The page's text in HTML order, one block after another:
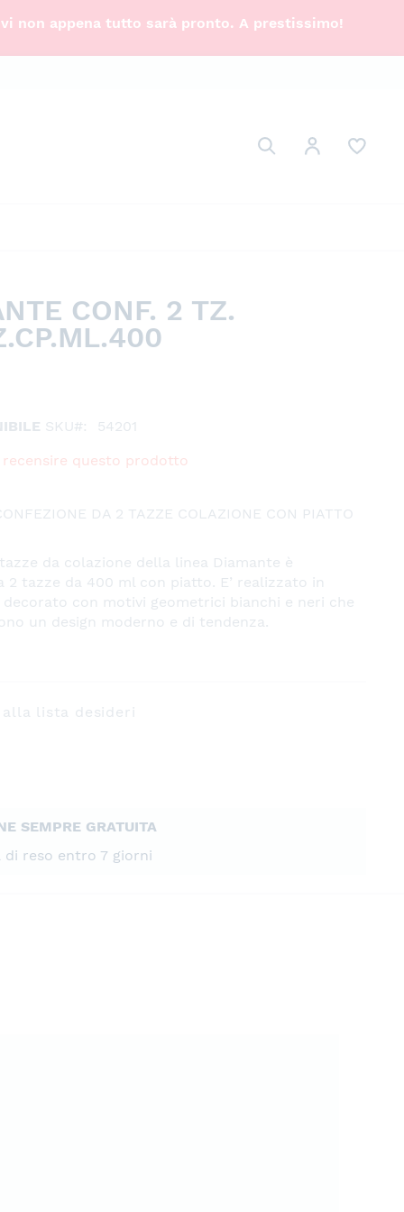
non appena tutto sarà pronto. A prestissimo!
Cerca
Cerca
Il mio Account
CONF. 2 TZ.
SKU
54201
questo prodotto
DA 2 TAZZE COLAZIONE CON PIATTO
da colazione della linea Diamante è
2 tazze da 400 ml con piatto. E’ realizzato in
con motivi geometrici bianchi e neri che
un design moderno e di tendenza.
lista desideri
SEMPRE GRATUITA
di reso entro 7 giorni